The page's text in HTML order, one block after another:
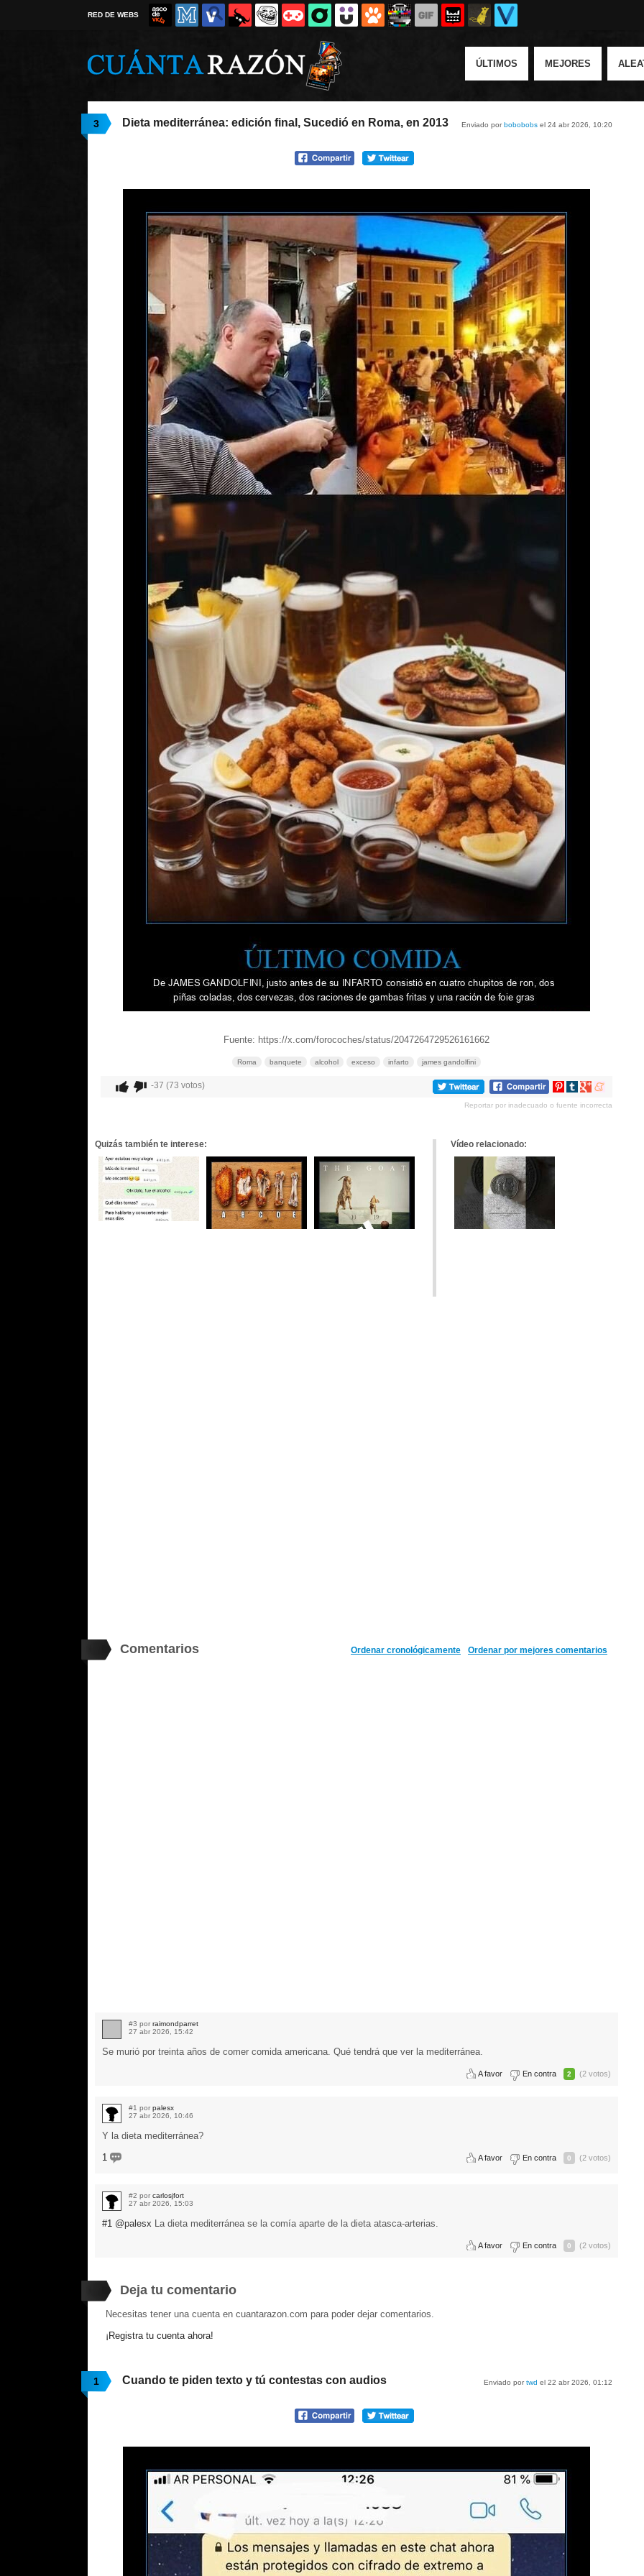
RED DE WEBS
ÚLTIMOS MEJORES
3 Enviado porbobobobs el 24 abr 2026, 10:20
Dieta mediterránea: edición final, Sucedió en Roma, en 2013
Fuente: https://x.com/forocoches/status/2047264729526161662
Roma banquete alcohol exceso infarto james gandolfini
-37 (73 votos)
Compartir
Pinterest
Compartir
tumblr
Compartir
Google+
Compartir
meneame
Reportar por inadecuado o fuente incorrecta
Quizás también te interese: Vídeo relacionado:
Comentarios Ordenar por mejores comentarios
Ordenar cronológicamente
#3 por raimondparret
27 abr 2026, 15:42
Se murió por treinta años de comer comida americana. Qué tendrá que ver la mediterránea.
A favor En contra 2 (2 votos)
#1 por palesx
27 abr 2026, 10:46
Y la dieta mediterránea?
1
A favor En contra 0 (2 votos)
#2 por carlosjfort
27 abr 2026, 15:03
#1 @palesx La dieta mediterránea se la comía aparte de la dieta atasca-arterias.
A favor En contra 0 (2 votos)
Deja tu comentario
Necesitas tener una cuenta en cuantarazon.com para poder dejar comentarios.
¡Registra tu cuenta ahora!
1 Enviado portwd el 22 abr 2026, 01:12
Cuando te piden texto y tú contestas con audios